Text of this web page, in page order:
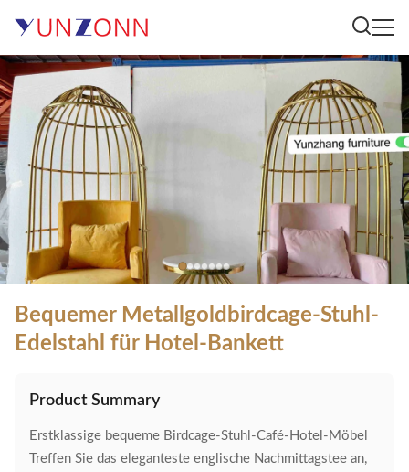
Bequemer Metallgoldbirdcage-Stuhl-
Edelstahl für Hotel-Bankett
Product Summary
Erstklassige bequeme Birdcage-Stuhl-Café-Hotel-Möbel
Treffen Sie das eleganteste englische Nachmittagstee an,